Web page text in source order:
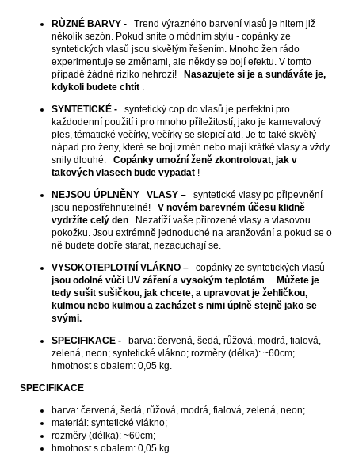
RŮZNÉ BARVY -
Trend výrazného barvení vlasů je hitem již
několik sezón. Pokud sníte o módním stylu - copánky ze
syntetických vlasů jsou skvělým řešením. Mnoho žen rádo
experimentuje se změnami, ale někdy se bojí efektu. V tomto
případě žádné riziko nehrozí!
Nasazujete si je a sundáváte je,
kdykoli budete chtít .
SYNTETICKÉ -
syntetický cop do vlasů je perfektní pro
každodenní použití i pro mnoho příležitostí, jako je karnevalový
ples, tématické večírky, večírky se slepicí atd. Je to také skvělý
nápad pro ženy, které se bojí změn nebo mají krátké vlasy a vždy
snily dlouhé.
Copánky umožní ženě zkontrolovat, jak v
takových vlasech bude vypadat !
NEJSOU ÚPLNĚNY
VLASY –
syntetické vlasy po připevnění
jsou nepostřehnutelné!
V novém barevném účesu klidně
vydržíte celý den . Nezatíží vaše přirozené vlasy a vlasovou
pokožku. Jsou extrémně jednoduché na aranžování a pokud se o
ně budete dobře starat, nezacuchají se.
VYSOKOTEPLOTNÍ VLÁKNO –
copánky ze syntetických vlasů
jsou odolné vůči UV záření a vysokým teplotám .
Můžete je
tedy sušit sušičkou, jak chcete, a upravovat je žehličkou,
kulmou nebo kulmou a zacházet s nimi úplně stejně jako se
svými.
SPECIFIKACE -
barva: červená, šedá, růžová, modrá, fialová,
zelená, neon; syntetické vlákno; rozměry (délka): ~60cm;
hmotnost s obalem: 0,05 kg.
SPECIFIKACE
barva: červená, šedá, růžová, modrá, fialová, zelená, neon;
materiál: syntetické vlákno;
rozměry (délka): ~60cm;
hmotnost s obalem: 0,05 kg.